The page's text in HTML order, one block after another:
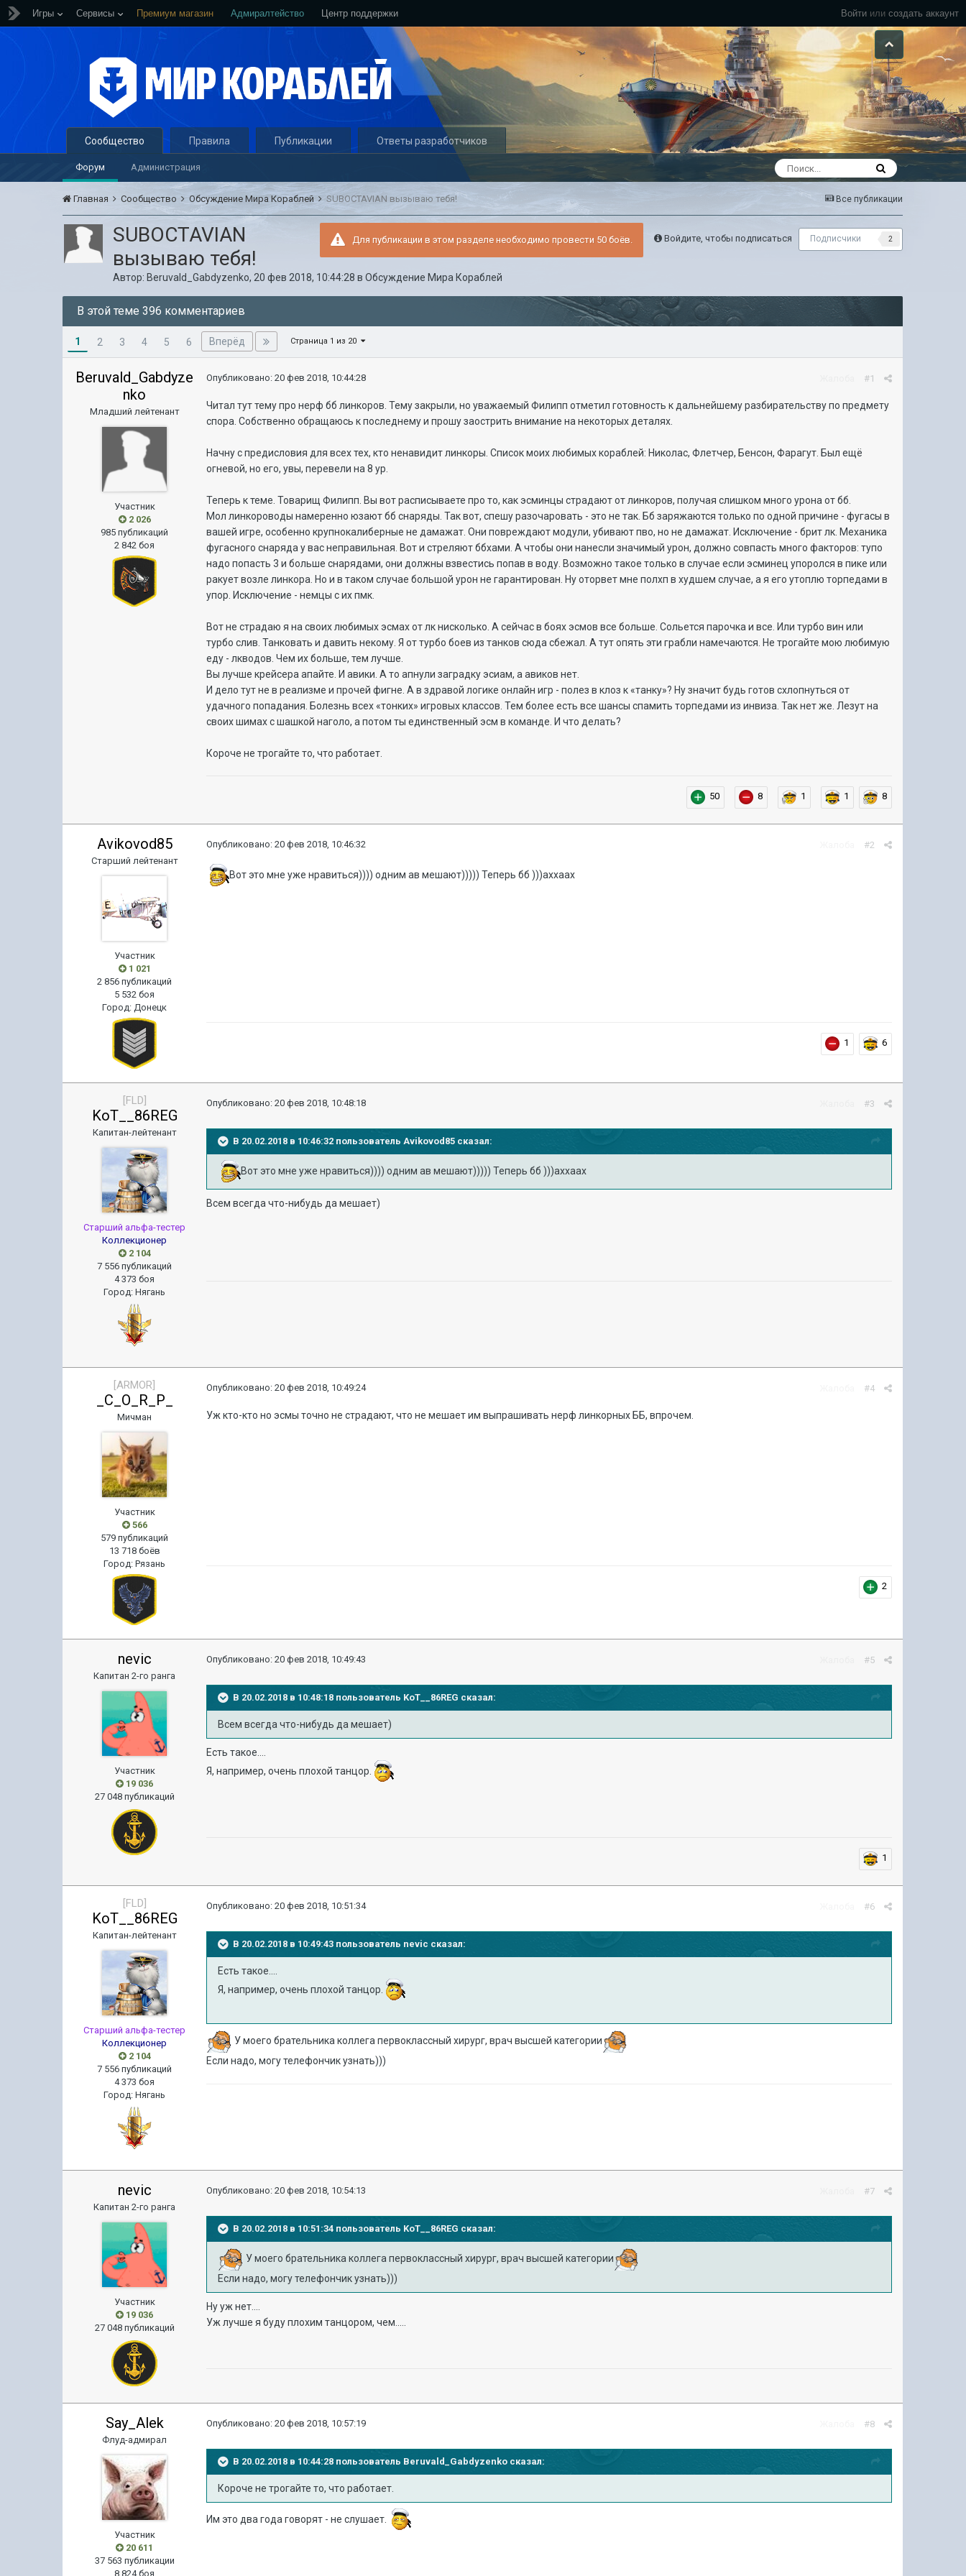
Войти или создать аккаунт
Игры Сервисы Премиум магазин Адмиралтейство Центр поддержки
Сообщество
Форум Администрация
Правила Публикации Ответы разработчиков
Все публикации
Главная Сообщество Обсуждение Мира Кораблей SUBOCTAVIAN вызываю тебя!
Войдите, чтобы подписаться Подписчики 2
Для публикации в этом разделе необходимо провести 50 боёв.
SUBOCTAVIAN
вызываю тебя!
Автор: Beruvald_Gabdyzenko, 20 фев 2018, 10:44:28 вОбсуждение Мира Кораблей
В этой теме 396 комментариев
1 2 3 4 5 6 Вперёд Страница 1 из 20
Beruvald_Gabdyze
nko
Младший лейтенант
Участник
2 026
985 публикаций
2 842 боя
#1
Опубликовано:20 фев 2018, 10:44:28
Читал тут тему про нерф бб линкоров. Тему закрыли, но уважаемый Филипп отметил готовность к дальнейшему разбирательству по предмету
спора. Собственно обращаюсь к последнему и прошу заострить внимание на некоторых деталях.
Начну с предисловия для всех тех, кто ненавидит линкоры. Список моих любимых кораблей: Николас, Флетчер, Бенсон, Фарагут. Был ещё
огневой, но его, увы, перевели на 8 ур.
Теперь к теме. Товарищ Филипп. Вы вот расписываете про то, как эсминцы страдают от линкоров, получая слишком много урона от бб.
Мол линкороводы намеренно юзают бб снаряды. Так вот, спешу разочаровать - это не так. Бб заряжаются только по одной причине - фугасы в
вашей игре, особенно крупнокалиберные не дамажат. Они повреждают модули, убивают пво, но не дамажат. Исключение - брит лк. Механика
фугасного снаряда у вас неправильная. Вот и стреляют ббхами. А чтобы они нанесли значимый урон, должно совпасть много факторов: тупо
надо попасть 3 и больше снарядами, они должны взвестись попав в воду. Возможно такое только в случае если эсминец упоролся в пике или
ракует возле линкора. Но и в таком случае большой урон не гарантирован. Ну оторвет мне полхп в худшем случае, а я его утоплю торпедами в
упор. Исключение - немцы с их пмк.
Вот не страдаю я на своих любимых эсмах от лк нисколько. А сейчас в боях эсмов все больше. Сольется парочка и все. Или турбо вин или
турбо слив. Танковать и давить некому. Я от турбо боев из танков сюда сбежал. А тут опять эти грабли намечаются. Не трогайте мою любимую
еду - лкводов. Чем их больше, тем лучше.
Вы лучше крейсера апайте. И авики. А то апнули заградку эсиам, а авиков нет.
И дело тут не в реализме и прочей фигне. А в здравой логике онлайн игр - полез в клоз к «танку»? Ну значит будь готов схлопнуться от
удачного попадания. Болезнь всех «тонких» игровых классов. Тем более есть все шансы спамить торпедами из инвиза. Так нет же. Лезут на
своих шимах с шашкой наголо, а потом ты единственный эсм в команде. И что делать?
Короче не трогайте то, что работает.
50 8 1 1 8
Avikovod85
Старший лейтенант
Участник
1 021
2 856 публикаций
5 532 боя
Город:Донецк
#2
Опубликовано:20 фев 2018, 10:46:32
Вот это мне уже нравиться)))) одним ав мешают))))) Теперь бб )))аххаах
1 6
[FLD]
KoT__86REG
Капитан-лейтенант
Старший альфа-тестер
Коллекционер
2 104
7 556 публикаций
4 373 боя
Город:Нягань
#3
Опубликовано:20 фев 2018, 10:48:18
В 20.02.2018 в 10:46:32 пользователь Avikovod85 сказал:
Вот это мне уже нравиться)))) одним ав мешают))))) Теперь бб )))аххаах
Всем всегда что-нибудь да мешает)
[ARMOR]
_C_O_R_P_
Мичман
Участник
566
579 публикаций
13 718 боёв
Город:Рязань
#4
Опубликовано:20 фев 2018, 10:49:24
Уж кто-кто но эсмы точно не страдают, что не мешает им выпрашивать нерф линкорных ББ, впрочем.
2
nevic
Капитан 2-го ранга
Участник
19 036
27 048 публикаций
#5
Опубликовано:20 фев 2018, 10:49:43
В 20.02.2018 в 10:48:18 пользователь KoT__86REG сказал:
Всем всегда что-нибудь да мешает)
Есть такое....
Я, например, очень плохой танцор.
1
[FLD]
KoT__86REG
Капитан-лейтенант
Старший альфа-тестер
Коллекционер
2 104
7 556 публикаций
4 373 боя
Город:Нягань
#6
Опубликовано:20 фев 2018, 10:51:34
В 20.02.2018 в 10:49:43 пользователь nevic сказал:
Есть такое....
Я, например, очень плохой танцор.
У моего брательника коллега первоклассный хирург, врач высшей категории
Если надо, могу телефончик узнать)))
nevic
Капитан 2-го ранга
Участник
19 036
27 048 публикаций
#7
Опубликовано:20 фев 2018, 10:54:13
В 20.02.2018 в 10:51:34 пользователь KoT__86REG сказал:
У моего брательника коллега первоклассный хирург, врач высшей категории
Если надо, могу телефончик узнать)))
Ну уж нет....
Уж лучше я буду плохим танцором, чем.....
Say_Alek
Флуд-адмирал
Участник
20 611
37 563 публикации
8 824 боя
#8
Опубликовано:20 фев 2018, 10:57:19
В 20.02.2018 в 10:44:28 пользователь Beruvald_Gabdyzenko сказал:
Короче не трогайте то, что работает.
Им это два года говорят - не слушает.